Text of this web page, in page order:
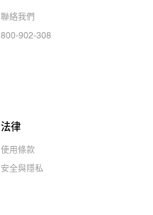
聯絡我們
800-902-308
法律
使用條款
安全與隱私